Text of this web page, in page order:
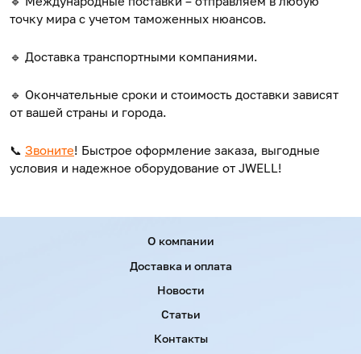
точку мира с учетом таможенных нюансов.
🔹 Доставка транспортными компаниями.
🔹 Окончательные сроки и стоимость доставки зависят
от вашей страны и города.
📞 Звоните! Быстрое оформление заказа, выгодные
условия и надежное оборудование от JWELL!
О компании
Доставка и оплата
Новости
Статьи
Контакты